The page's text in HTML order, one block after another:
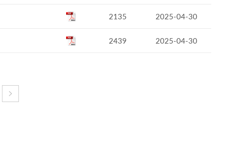
2135 2025-04-30
2439 2025-04-30